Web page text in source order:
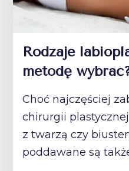
Rodzaje
metodę
Choć najczęściej
chirurgii
z twarzą czy
poddawane są